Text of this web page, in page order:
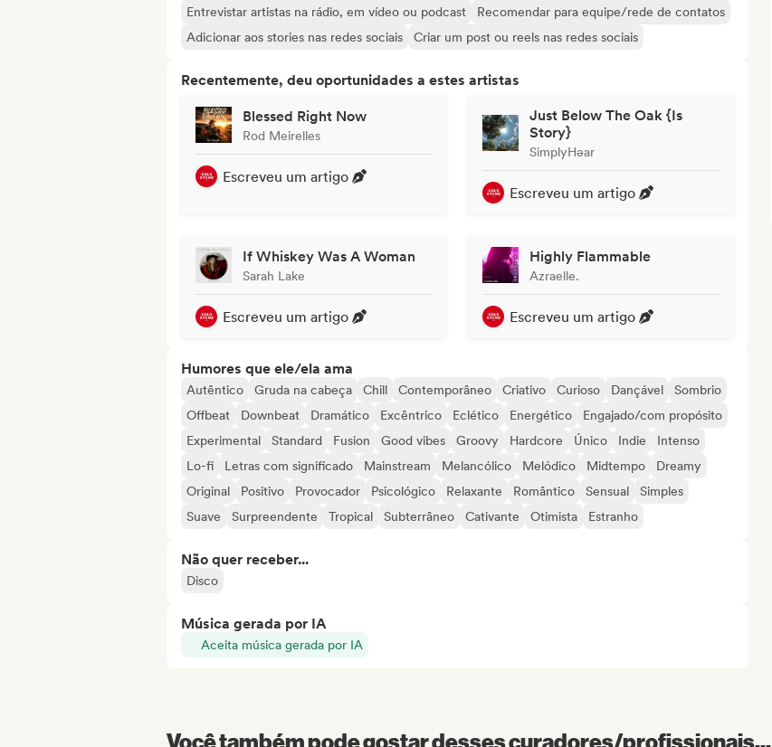
Entrevistar artistas na rádio, em vídeo ou podcast
Recomendar para equipe/rede de contatos
Adicionar aos stories nas redes sociais
Criar um post ou reels nas redes sociais
Recentemente, deu oportunidades a estes artistas
Blessed Right Now
Rod Meirelles
Escreveu um artigo
Just Below The Oak {Is
Story}
SimplyHəar
Escreveu um artigo
If Whiskey Was A Woman
Sarah Lake
Escreveu um artigo
Highly Flammable
Azraelle.
Escreveu um artigo
Humores que ele/ela ama
Autêntico Gruda na cabeça Chill Contemporâneo Criativo Curioso Dançável
Sombrio
Offbeat
Downbeat Dramático Excêntrico Eclético Energético
Engajado/com propósito
Experimental
Standard Fusion Good vibes Groovy Hardcore Único Indie
Intenso
Lo-fi
Letras com significado Mainstream Melancólico Melódico Midtempo
Dreamy
Original
Positivo Provocador Psicológico Relaxante Romântico Sensual
Simples
Suave
Surpreendente Tropical Subterrâneo Cativante Otimista Estranho
Não quer receber...
Disco
Música gerada por IA
Aceita música gerada por IA
Você também pode gostar desses curadores/profissionais...